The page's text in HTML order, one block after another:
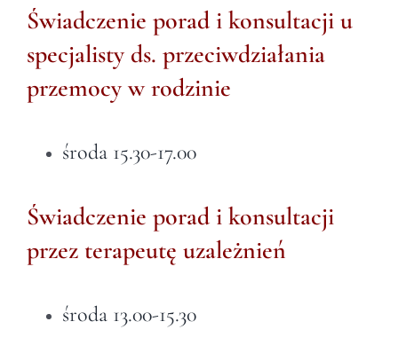
Świadczenie porad i konsultacji u
specjalisty ds. przeciwdziałania
przemocy w rodzinie
środa 15.30-17.00
Świadczenie porad i konsultacji
przez terapeutę uzależnień
środa 13.00-15.30